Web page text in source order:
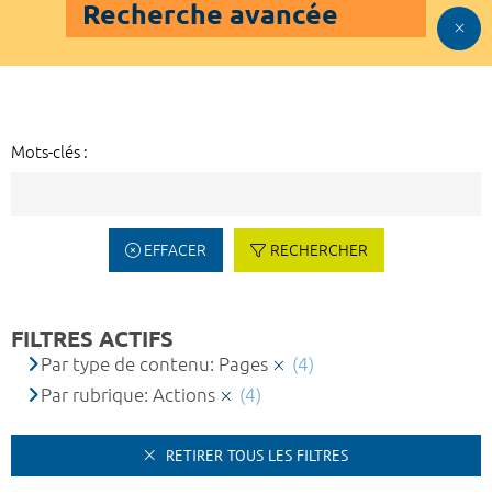
Recherche avancée
Mots-clés :
EFFACER RECHERCHER
FILTRES ACTIFS
Par type de contenu: Pages
(4)
Par rubrique: Actions
(4)
RETIRER TOUS LES FILTRES